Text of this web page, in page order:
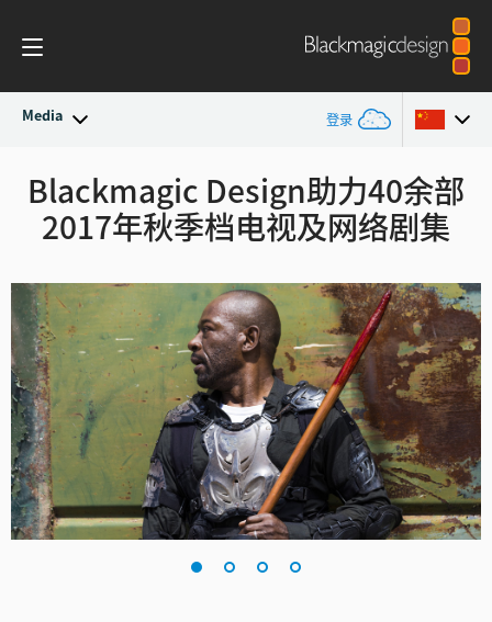
Media 登录
最新动态
新闻存档
新闻图片
Argentina
Australia
Austria
Brazil
Canada
中国
Denmark
Finland
Blackmagic Design助力40余部
2017年秋季档电视及网络剧集